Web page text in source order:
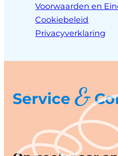
Voorwaarden en
Cookiebeleid
Privacyverklaring
Service&